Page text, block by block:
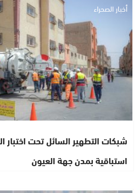
أخبار الصحراء
شبكات التطهير السائل تحت اختبار
استباقية بمدن جهة العيون